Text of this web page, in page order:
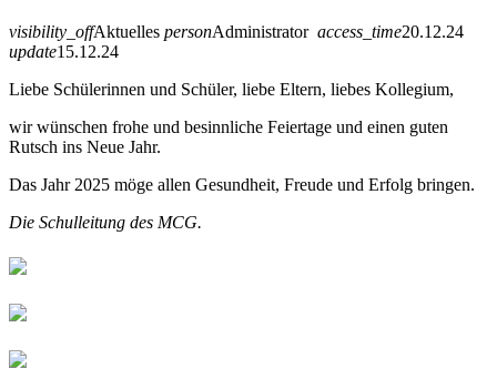
visibility_offAktuelles personAdministrator access_time20.12.24
update15.12.24
Liebe Schülerinnen und Schüler, liebe Eltern, liebes Kollegium,
wir wünschen frohe und besinnliche Feiertage und einen guten
Rutsch ins Neue Jahr.
Das Jahr 2025 möge allen Gesundheit, Freude und Erfolg bringen.
Die Schulleitung des MCG.